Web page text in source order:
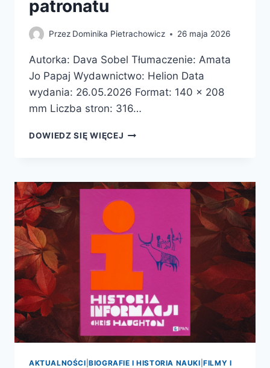
patronatu
Przez Dominika Pietrachowicz 26 maja 2026
Autorka: Dava Sobel Tłumaczenie: Amata
Jo Papaj Wydawnictwo: Helion Data
wydania: 26.05.2026 Format: 140 x 208
mm Liczba stron: 316…
DOWIEDZ SIĘ WIĘCEJ PIERWIASTKI
JAK
RADU
OŚWIETLIŁ
DROGĘ
KOBIETOM
ŚWIECIE
NAUKI
–
PREMIERA
PATRONATU
AKTUALNOŚCI |BIOGRAFIE I HISTORIA NAUKI |FILMY I